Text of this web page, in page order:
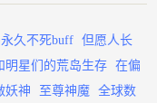
久不死buff
但愿人长
明星们的荒岛生存
在偏
妖神 至尊神魔
全球数